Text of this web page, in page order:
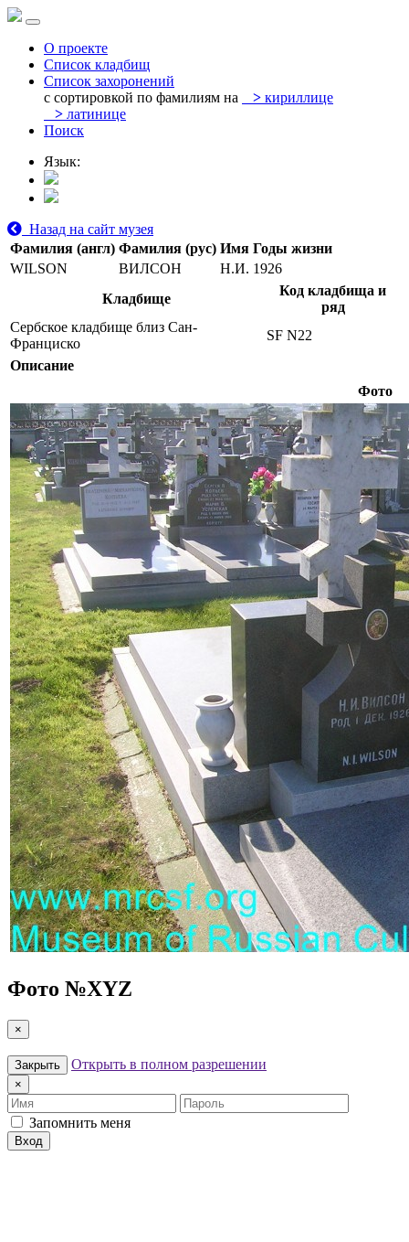
О проекте
Список кладбищ
Список захоронений
с сортировкой по фамилиям на
> кириллице
> латинице
Поиск
Язык:
Назад на сайт музея
Фамилия (англ) Фамилия (рус) Имя Годы жизни
WILSON
ВИЛСОН Н.И. 1926
Кладбище
Код кладбища и
ряд
Сербское кладбище близ Сан-
Франциско
SF N22
Описание
Фото
Фото №XYZ
×
Закрыть Открыть в полном разрешении
×
Имя
Пароль
Запомнить меня
Вход